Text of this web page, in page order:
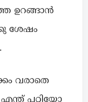
ഉറങ്ങാൻ
ശേഷം
വരാതെ